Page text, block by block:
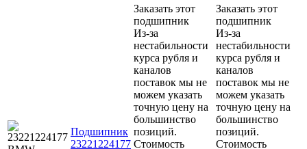
Подшипник
23221224177
Заказать этот
подшипник
Из-за
нестабильности
курса рубля и
каналов
поставок мы не
можем указать
точную цену на
большинство
позиций.
Стоимость
Заказать этот
подшипник
Из-за
нестабильности
курса рубля и
каналов
поставок мы не
можем указать
точную цену на
большинство
позиций.
Стоимость